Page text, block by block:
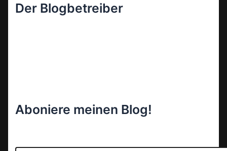
Der Blogbetreiber
Aboniere meinen Blog!